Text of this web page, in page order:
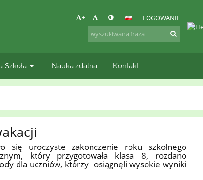
+ - LOGOWANIE
Szkoła Nauka zdalna Kontakt
się uroczyste zakończenie roku szkolnego
który przygotowała klasa 8, rozdano
dla uczniów, którzy osiągnęli wysokie wyniki